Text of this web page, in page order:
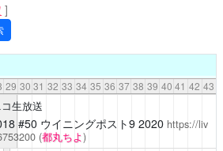
]
29 30 31 32 33 34 35 36 37 38 39 40 41 42 43
生放送
#50 ウイニングポスト9 2020 https://liv
(都丸ちよ)